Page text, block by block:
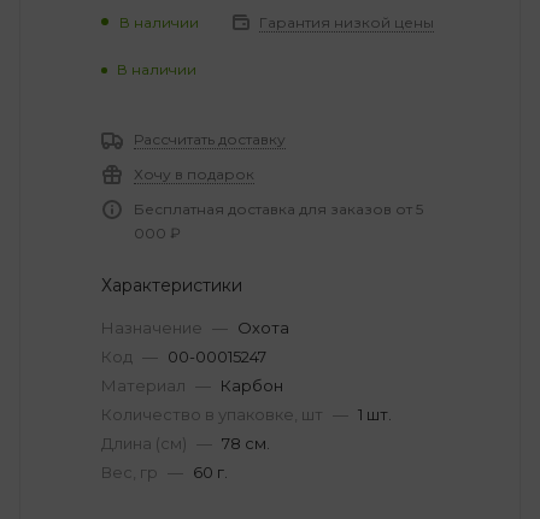
В наличии Гарантия низкой цены
В наличии
Рассчитать доставку
Хочу в подарок
Бесплатная доставка для заказов от 5
000 ₽
Характеристики
Назначение — Охота
Код — 00-00015247
Материал — Карбон
Количество в упаковке, шт — 1 шт.
Длина (см) — 78 см.
Вес, гр — 60 г.